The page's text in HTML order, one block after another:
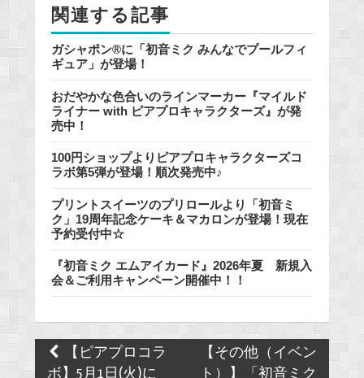
k
関連する記事
ガシャポン®に「初音ミク みんなでプールフィ
ギュア」が登場！
おだやかな色合いのラインマーカー『マイルド
ライナー with ピアプロキャラクターズ』が発
売中！
100円ショップよりピアプロキャラクターズコ
ラボ第5弾が登場！順次発売中♪
プリントスイーツのプリロールより「初音ミ
ク」19周年記念ケーキ＆マカロンが登場！現在
予約受付中☆
『初音ミク エムアイカード』2026年夏 新規入
会＆ご利用キャンペーン開催中！！
Post【ピアプロコラ
ボ】5月1日(火)に
【その他（イベン
ト）】「初音ミク